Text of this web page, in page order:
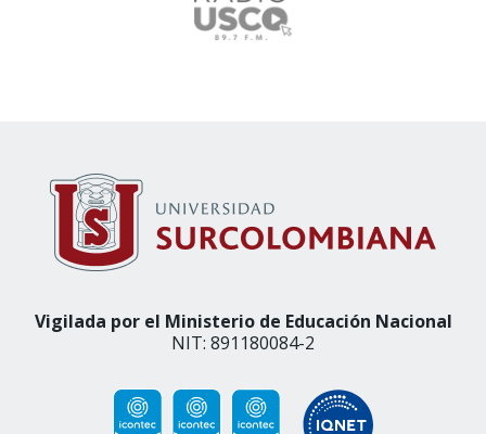
Vigilada por el Ministerio de Educación Nacional
NIT: 891180084-2